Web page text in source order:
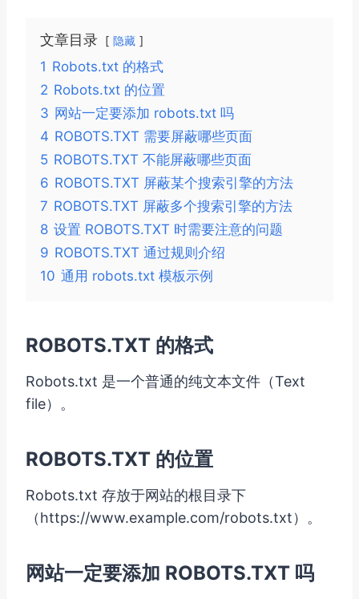
文章目录 隐藏
1 Robots.txt 的格式
2 Robots.txt 的位置
3 网站一定要添加 robots.txt 吗
4 ROBOTS.TXT 需要屏蔽哪些页面
5 ROBOTS.TXT 不能屏蔽哪些页面
6 ROBOTS.TXT 屏蔽某个搜索引擎的方法
7 ROBOTS.TXT 屏蔽多个搜索引擎的方法
8 设置 ROBOTS.TXT 时需要注意的问题
9 ROBOTS.TXT 通过规则介绍
10 通用 robots.txt 模板示例
ROBOTS.TXT 的格式
Robots.txt 是一个普通的纯文本文件（Text
file）。
ROBOTS.TXT 的位置
Robots.txt 存放于网站的根目录下
（https://www.example.com/robots.txt）。
网站一定要添加 ROBOTS.TXT 吗